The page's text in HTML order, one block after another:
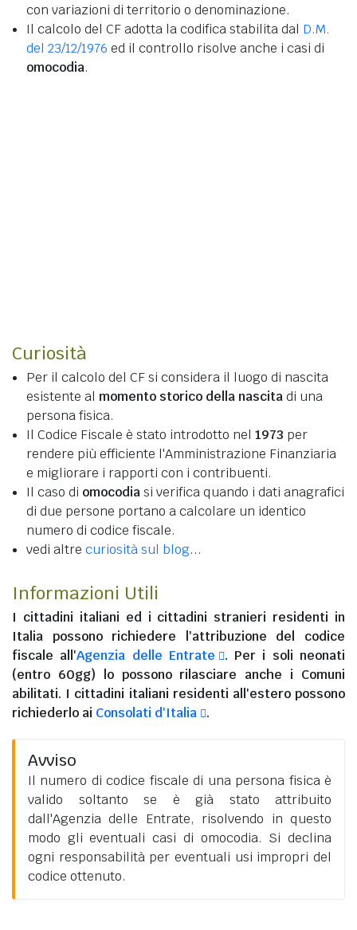
con variazioni di territorio o denominazione.
Il calcolo del CF adotta la codifica stabilita dal D.M.
del 23/12/1976 ed il controllo risolve anche i casi di
omocodia.
Curiosità
Per il calcolo del CF si considera il luogo di nascita
esistente al momento storico della nascitadi una
persona fisica.
Il Codice Fiscale è stato introdotto nel 1973 per
rendere più efficiente l'Amministrazione Finanziaria
e migliorare i rapporti con i contribuenti.
Il caso di omocodiasi verifica quando i dati anagrafici
di due persone portano a calcolare un identico
numero di codice fiscale.
vedi altre curiosità sul blog...
Informazioni Utili
I cittadini italiani ed i cittadini stranieri residenti in
Italia possono richiedere l'attribuzione del codice
fiscale all'Agenzia delle Entrate
. Per i soli neonati
(entro 60gg) lo possono rilasciare anche i Comuni
abilitati. I cittadini italiani residenti all'esteropossono
richiederlo ai Consolati d'Italia .
Avviso
Il numero di codice fiscale di una persona fisica è
valido soltanto se è già stato attribuito
dall'Agenzia delle Entrate, risolvendo in questo
modo gli eventuali casi di omocodia. Si declina
ogni responsabilità per eventuali usi impropri del
codice ottenuto.